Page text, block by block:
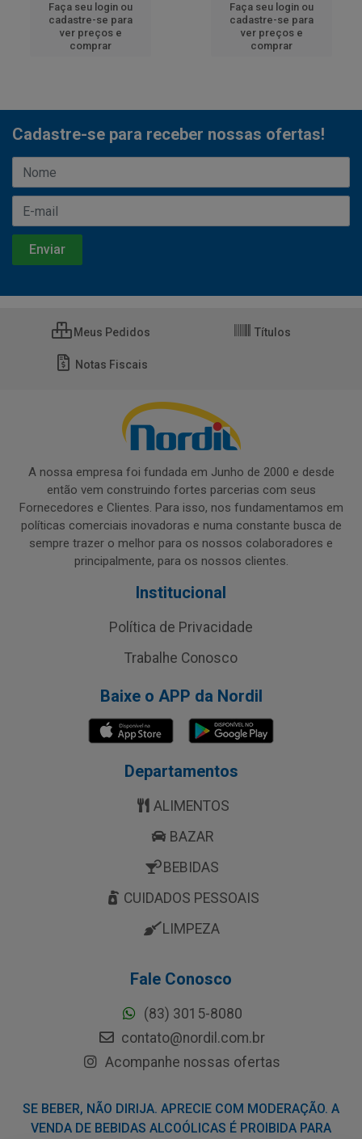
Faça seu login ou
cadastre-se para
ver preços e
comprar
Faça seu login ou
cadastre-se para
ver preços e
comprar
Cadastre-se para receber nossas ofertas!
Meus Pedidos Títulos
Notas Fiscais
A nossa empresa foi fundada em Junho de 2000 e desde
então vem construindo fortes parcerias com seus
Fornecedores e Clientes. Para isso, nos fundamentamos em
políticas comerciais inovadoras e numa constante busca de
sempre trazer o melhor para os nossos colaboradores e
principalmente, para os nossos clientes.
Institucional
Política de Privacidade
Trabalhe Conosco
Baixe o APP da Nordil
Departamentos
ALIMENTOS
BAZAR
BEBIDAS
CUIDADOS PESSOAIS
LIMPEZA
Fale Conosco
(83) 3015-8080
contato@nordil.com.br
Acompanhe nossas ofertas
SE BEBER, NÃO DIRIJA. APRECIE COM MODERAÇÃO. A
VENDA DE BEBIDAS ALCOÓLICAS É PROIBIDA PARA